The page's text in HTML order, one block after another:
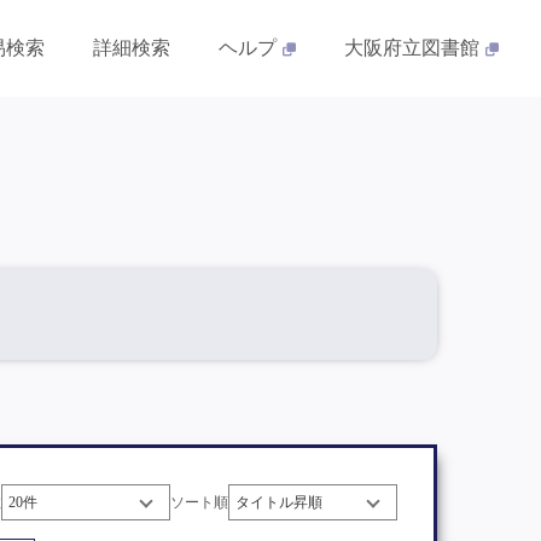
検索 詳細検索 ヘルプ 大阪府立図書館
ソート順